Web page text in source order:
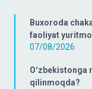
Buxoroda
faoliyat
07/08/2026
Oʻzbekistonga
qilinmoqda?